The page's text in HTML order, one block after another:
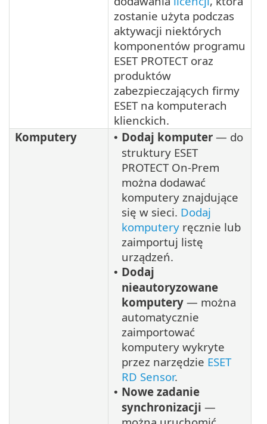
zostanie użyta podczas
aktywacji niektórych
komponentów programu
ESET PROTECT oraz
produktów
zabezpieczających firmy
ESET na komputerach
klienckich.
Komputery
• Dodaj komputer — do
struktury ESET
PROTECT On-Prem
można dodawać
komputery znajdujące
się w sieci. Dodaj
komputery ręcznie lub
zaimportuj listę
urządzeń.
• Dodaj
nieautoryzowane
komputery — można
automatycznie
zaimportować
komputery wykryte
przez narzędzie ESET
RD Sensor.
• Nowe zadanie
synchronizacji —